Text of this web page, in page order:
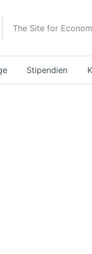
The Site for
Stipendien